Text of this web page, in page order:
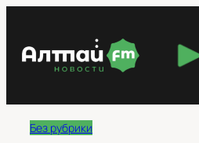
содержимому
Без рубрики